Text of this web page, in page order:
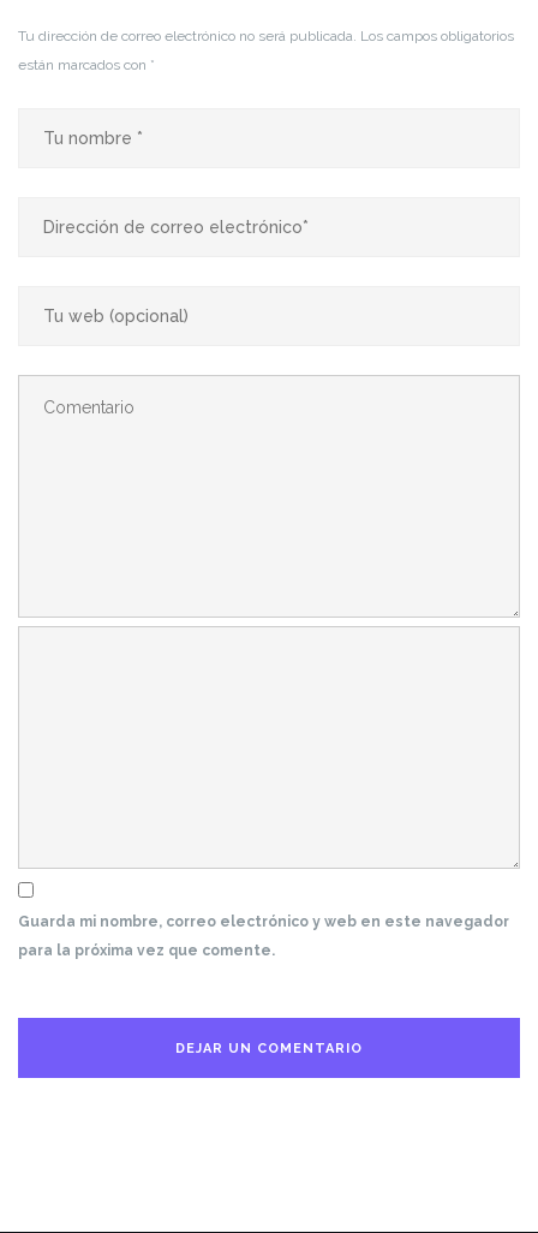
Tu dirección de correo electrónico no será publicada. Los campos obligatorios
están marcados con *
Guarda mi nombre, correo electrónico y web en este navegador
para la próxima vez que comente.